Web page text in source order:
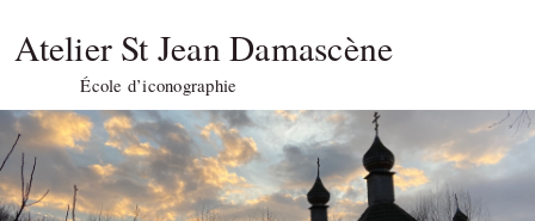
Atelier St Jean Damascène
École d’iconographie